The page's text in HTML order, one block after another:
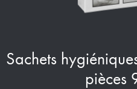
Sachets
pièces